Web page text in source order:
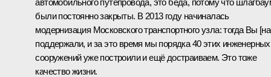
были постоянно закрыты. В 2013 году начиналась
модернизация Московского транспортного узла: тогда Вы
поддержали, и за это время мы порядка 40 этих инженерных
сооружений уже построили и ещё достраиваем. Это тоже
качество жизни.